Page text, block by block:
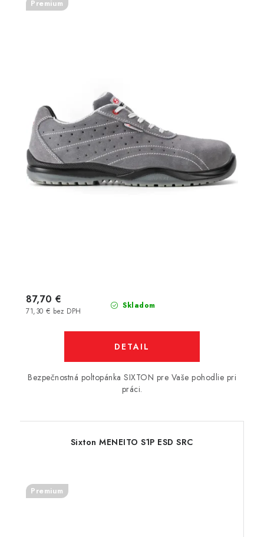
Premium
Skladom
71,30 € bez DPH
87,70 €
DETAIL
Bezpečnostná poltopánka SIXTON pre Vaše pohodlie pri
práci.
Sixton MENEITO S1P ESD SRC
Premium